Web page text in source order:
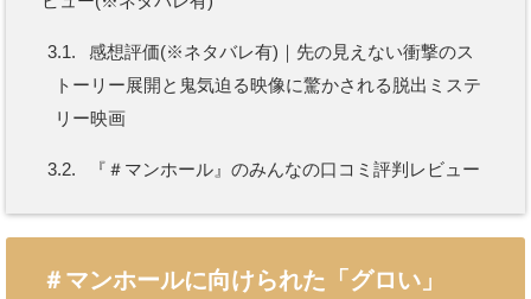
3.1.
感想評価(※ネタバレ有)｜先の見えない衝撃のス
トーリー展開と鬼気迫る映像に驚かされる脱出ミステ
リー映画
3.2. 『＃マンホール』のみんなの口コミ評判レビュー
＃マンホールに向けられた「グロい」